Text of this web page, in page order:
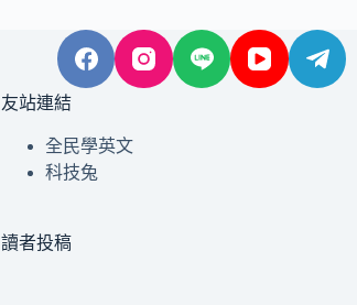
友站連結
全民學英文
科技兔
讀者投稿